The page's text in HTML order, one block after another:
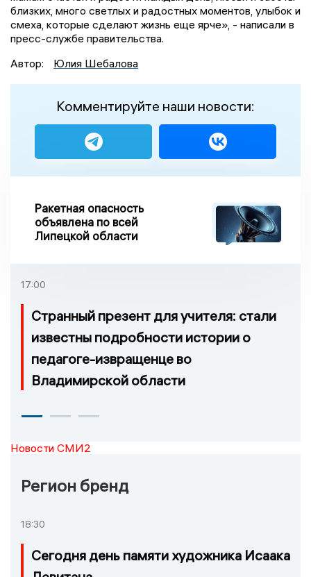
близких, много светлых и радостных моментов, улыбок и
смеха, которые сделают жизнь еще ярче», - написали в
пресс-службе правительства.
Автор:
Юлия Шебалова
Комментируйте наши новости:
Ракетная опасность
объявлена по всей
Липецкой области
17:00
Странный презент для учителя: стали
известны подробности истории о
педагоге-извращенце во
Владимирской области
Новости СМИ2
Регион бренд
18:30
Сегодня день памяти художника Исаака